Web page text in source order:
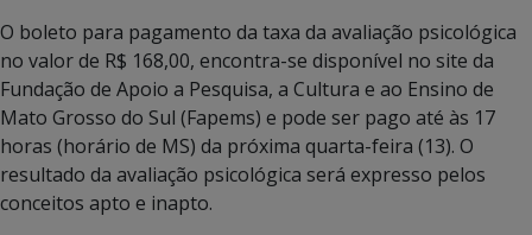
O boleto para pagamento da taxa da avaliação psicológica
no valor de R$ 168,00, encontra-se disponível no site da
Fundação de Apoio a Pesquisa, a Cultura e ao Ensino de
Mato Grosso do Sul (Fapems) e pode ser pago até às 17
horas (horário de MS) da próxima quarta-feira (13). O
resultado da avaliação psicológica será expresso pelos
conceitos apto e inapto.